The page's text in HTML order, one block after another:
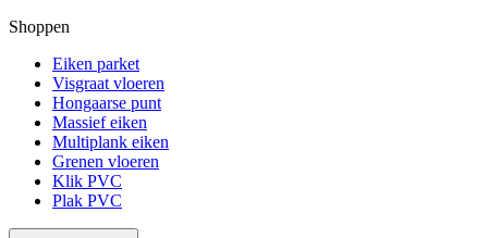
Shoppen
Eiken parket
Visgraat vloeren
Hongaarse punt
Massief eiken
Multiplank eiken
Grenen vloeren
Klik PVC
Plak PVC